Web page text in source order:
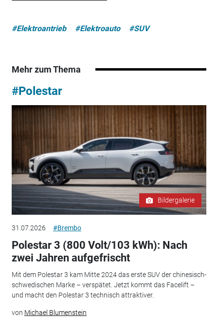
#Elektroantrieb #Elektroauto #SUV
Mehr zum Thema
#Polestar
Bildergalerie
31.07.2026 #Brembo
Polestar 3 (800 Volt/103 kWh): Nach
zwei Jahren aufgefrischt
Mit dem Polestar 3 kam Mitte 2024 das erste SUV der chinesisch-
schwedischen Marke – verspätet. Jetzt kommt das Facelift –
und macht den Polestar 3 technisch attraktiver.
von Michael Blumenstein